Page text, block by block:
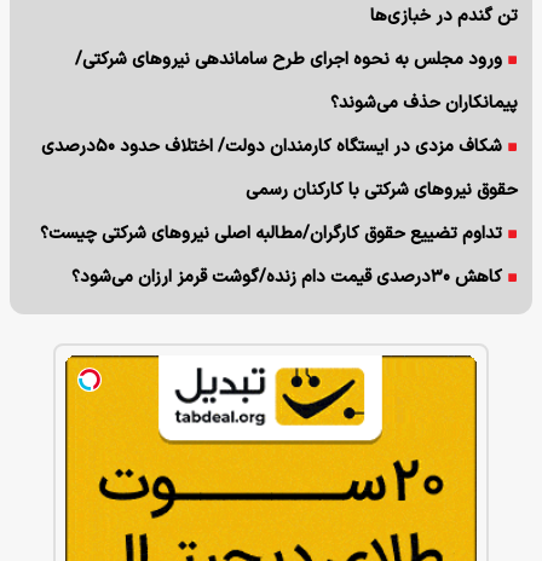
تن گندم در خبازی‌ها
ورود مجلس به نحوه اجرای طرح ساماندهی نیروهای شرکتی/
پیمانکاران حذف می‌شوند؟
شکاف مزدی در ایستگاه کارمندان دولت/ اختلاف حدود ۵۰درصدی
حقوق نیروهای شرکتی با کارکنان رسمی
تداوم تضییع حقوق کارگران/مطالبه اصلی نیروهای شرکتی چیست؟
کاهش ۳۰درصدی قیمت دام زنده/گوشت قرمز ارزان می‌شود؟